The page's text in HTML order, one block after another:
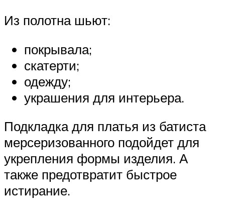
Из полотна шьют:
покрывала;
скатерти;
одежду;
украшения для интерьера.
Подкладка для платья из батиста
мерсеризованного подойдет для
укрепления формы изделия. А
также предотвратит быстрое
истирание.